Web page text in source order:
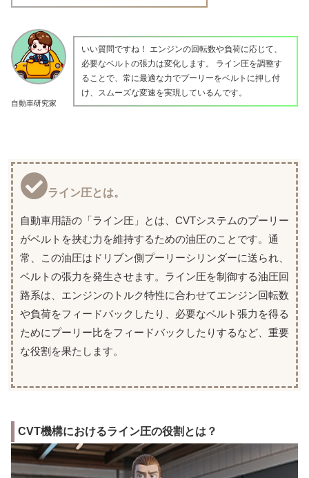
自動車研究家
いい質問ですね！ エンジンの回転数や負荷に応じて、
必要なベルトの張力は変化します。 ライン圧を調整す
ることで、常に最適な力でプーリーをベルトに押し付
け、スムーズな変速を実現しているんです。
ライン圧とは。
自動車用語の「ライン圧」とは、CVTシステムのプーリー
がベルトを挟む力を維持するための油圧のことです。通
常、この油圧はドリブン側プーリーシリンダーに送られ、
ベルトの張力を発生させます。ライン圧を制御する油圧回
路系は、エンジンのトルク特性に合わせてエンジン回転数
や負荷をフィードバックしたり、必要なベルト張力を得る
ためにプーリー比をフィードバックしたりするなど、重要
な役割を果たします。
CVT機構におけるライン圧の役割とは？